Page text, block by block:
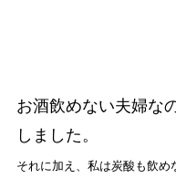
お酒飲めない夫婦な
しました。
それに加え、私は炭酸も飲